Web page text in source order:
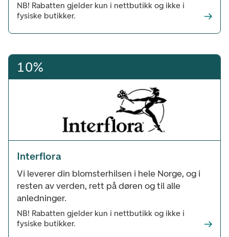
NB! Rabatten gjelder kun i nettbutikk og ikke i
fysiske butikker.
10%
Interflora
Vi leverer din blomsterhilsen i hele Norge, og i
resten av verden, rett på døren og til alle
anledninger.
NB! Rabatten gjelder kun i nettbutikk og ikke i
fysiske butikker.